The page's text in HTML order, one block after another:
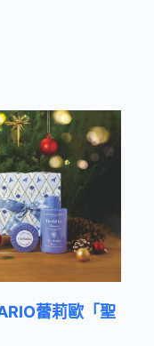
蕾莉歐「聖